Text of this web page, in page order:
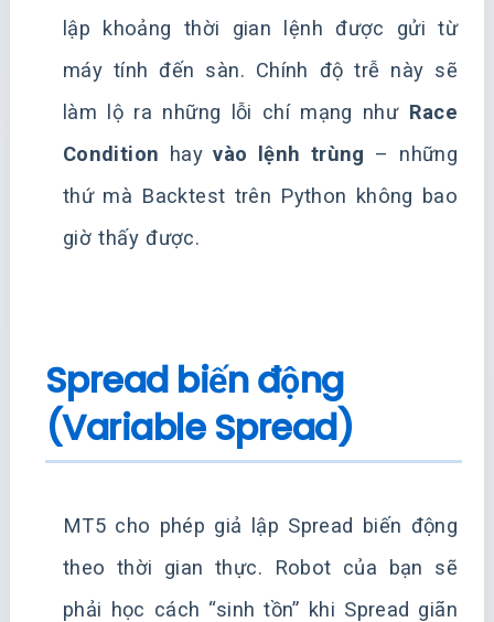
lập khoảng thời gian lệnh được gửi từ
máy tính đến sàn. Chính độ trễ này sẽ
làm lộ ra những lỗi chí mạng như Race
Condition hayvào lệnh trùng – những
thứ mà Backtest trên Python không bao
giờ thấy được.
Spread biến động
(Variable Spread)
MT5 cho phép giả lập Spread biến động
theo thời gian thực. Robot của bạn sẽ
phải học cách “sinh tồn” khi Spread giãn